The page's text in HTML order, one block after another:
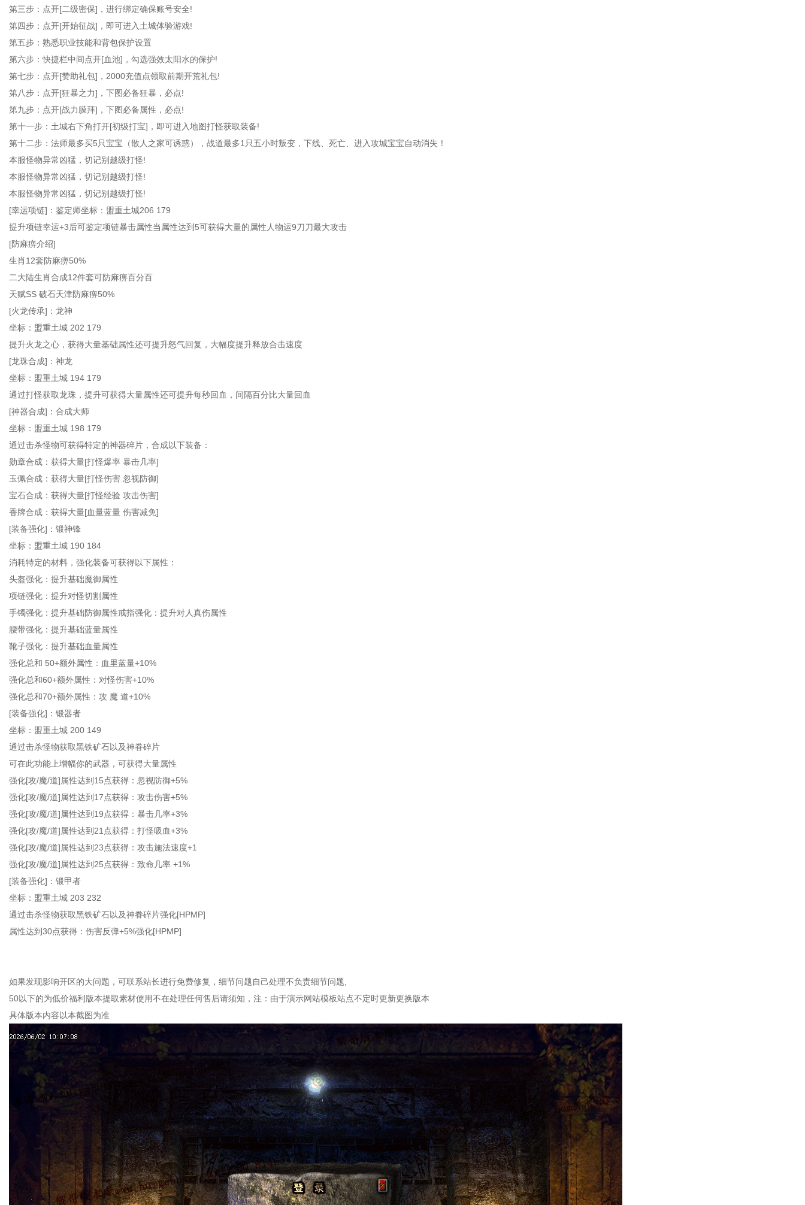
第三步：点开[二级密保]，进行绑定确保账号安全!
第四步：点开[开始征战]，即可进入土城体验游戏!
第五步：熟悉职业技能和背包保护设置
第六步：快捷栏中间点开[血池]，勾选强效太阳水的保护!
第七步：点开[赞助礼包]，2000充值点领取前期开荒礼包!
第八步：点开[狂暴之力]，下图必备狂暴，必点!
第九步：点开[战力膜拜]，下图必备属性，必点!
第十一步：土城右下角打开[初级打宝]，即可进入地图打怪获取装备!
第十二步：法师最多买5只宝宝（散人之家可诱惑），战道最多1只五小时叛变，下线、死亡、进入攻城宝宝自动消失！
本服怪物异常凶猛，切记别越级打怪!
本服怪物异常凶猛，切记别越级打怪!
本服怪物异常凶猛，切记别越级打怪!
[幸运项链]：鉴定师坐标：盟重土城206 179
提升项链幸运+3后可鉴定项链暴击属性当属性达到5可获得大量的属性人物运9刀刀最大攻击
[防麻痹介绍]
生肖12套防麻痹50%
二大陆生肖合成12件套可防麻痹百分百
天赋SS 破石天津防麻痹50%
[火龙传承]：龙神
坐标：盟重土城 202 179
提升火龙之心，获得大量基础属性还可提升怒气回复，大幅度提升释放合击速度
[龙珠合成]：神龙
坐标：盟重土城 194 179
通过打怪获取龙珠，提升可获得大量属性还可提升每秒回血，间隔百分比大量回血
[神器合成]：合成大师
坐标：盟重土城 198 179
通过击杀怪物可获得特定的神器碎片，合成以下装备：
勋章合成：获得大量[打怪爆率 暴击几率]
玉佩合成：获得大量[打怪伤害 忽视防御]
宝石合成：获得大量[打怪经验 攻击伤害]
香牌合成：获得大量[血量蓝量 伤害减免]
[装备强化]：锻神锋
坐标：盟重土城 190 184
消耗特定的材料，强化装备可获得以下属性：
头盔强化：提升基础魔御属性
项链强化：提升对怪切割属性
手镯强化：提升基础防御属性戒指强化：提升对人真伤属性
腰带强化：提升基础蓝量属性
靴子强化：提升基础血量属性
强化总和 50+额外属性：血里蓝量+10%
强化总和60+额外属性：对怪伤害+10%
强化总和70+额外属性：攻 魔 道+10%
[装备强化]：锻器者
坐标：盟重土城 200 149
通过击杀怪物获取黑铁矿石以及神眷碎片
可在此功能上增幅你的武器，可获得大量属性
强化[攻/魔/道]属性达到15点获得：忽视防御+5%
强化[攻/魔/道]属性达到17点获得：攻击伤害+5%
强化[攻/魔/道]属性达到19点获得：暴击几率+3%
强化[攻/魔/道]属性达到21点获得：打怪吸血+3%
强化[攻/魔/道]属性达到23点获得：攻击施法速度+1
强化[攻/魔/道]属性达到25点获得：致命几率 +1%
[装备强化]：锻甲者
坐标：盟重土城 203 232
通过击杀怪物获取黑铁矿石以及神眷碎片强化[HPMP]
属性达到30点获得：伤害反弹+5%强化[HPMP]
如果发现影响开区的大问题，可联系站长进行免费修复，细节问题自己处理不负责细节问题,
50以下的为低价福利版本提取素材使用不在处理任何售后请须知，注：由于演示网站模板站点不定时更新更换版本
具体版本内容以本截图为准